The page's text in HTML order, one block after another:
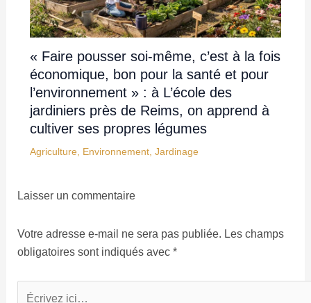
« Faire pousser soi-même, c’est à la fois
économique, bon pour la santé et pour
l’environnement » : à L’école des
jardiniers près de Reims, on apprend à
cultiver ses propres légumes
Agriculture, Environnement, Jardinage
Laisser un commentaire
Votre adresse e-mail ne sera pas publiée. Les champs
obligatoires sont indiqués avec *